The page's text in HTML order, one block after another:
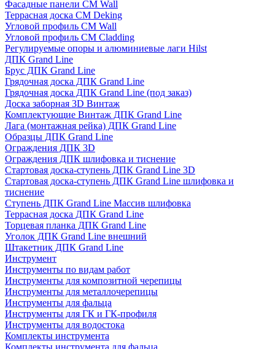
Фасадные панели CM Wall
Террасная доска CM Deking
Угловой профиль CM Wall
Угловой профиль CM Cladding
Регулируемые опоры и алюминиевые лаги Hilst
ДПК Grand Line
Брус ДПК Grand Line
Грядочная доска ДПК Grand Line
Грядочная доска ДПК Grand Line (под заказ)
Доска заборная 3D Винтаж
Комплектующие Винтаж ДПК Grand Line
Лага (монтажная рейка) ДПК Grand Line
Образцы ДПК Grand Line
Ограждения ДПК 3D
Ограждения ДПК шлифовка и тиснение
Стартовая доска-ступень ДПК Grand Line 3D
Стартовая доска-ступень ДПК Grand Line шлифовка и
тиснение
Ступень ДПК Grand Line Массив шлифовка
Террасная доска ДПК Grand Line
Торцевая планка ДПК Grand Line
Уголок ДПК Grand Line внешний
Штакетник ДПК Grand Line
Инструмент
Инструменты по видам работ
Инструменты для композитной черепицы
Инструменты для металлочерепицы
Инструменты для фальца
Инструменты для ГК и ГК-профиля
Инструменты для водостока
Комплекты инструмента
Комплекты инструмента для фальца